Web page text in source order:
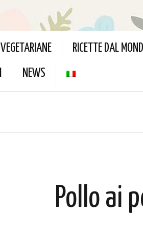
VEGETARIANE RICETTE DAL
NEWS
Pollo ai